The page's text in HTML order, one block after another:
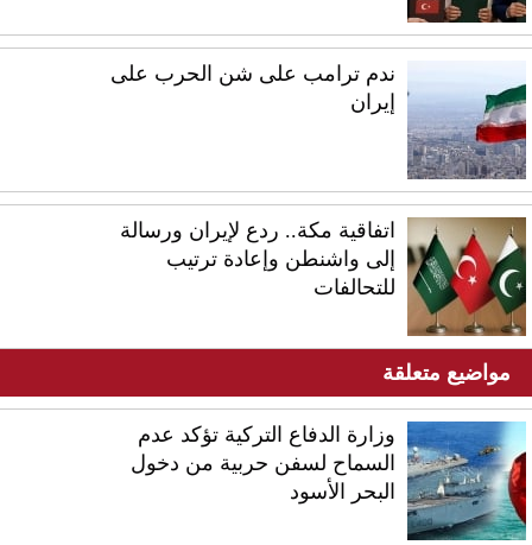
ندم ترامب على شن الحرب على
إيران
اتفاقية مكة.. ردع لإيران ورسالة
إلى واشنطن وإعادة ترتيب
للتحالفات
مواضيع متعلقة
وزارة الدفاع التركية تؤكد عدم
السماح لسفن حربية من دخول
البحر الأسود